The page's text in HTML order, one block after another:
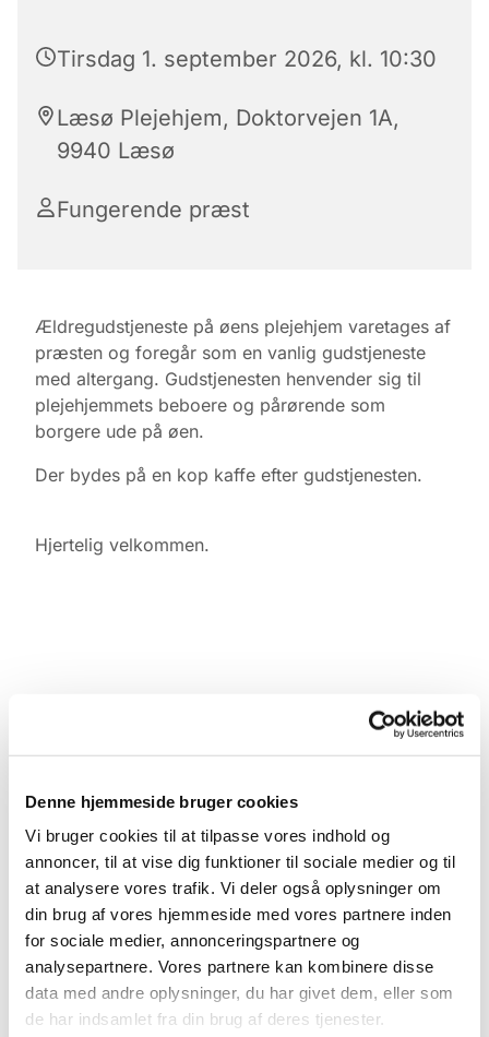
Denne hjemmeside bruger cookies
Vi bruger cookies til at tilpasse vores indhold og
annoncer, til at vise dig funktioner til sociale medier og til
at analysere vores trafik. Vi deler også oplysninger om
din brug af vores hjemmeside med vores partnere inden
for sociale medier, annonceringspartnere og
analysepartnere. Vores partnere kan kombinere disse
data med andre oplysninger, du har givet dem, eller som
de har indsamlet fra din brug af deres tjenester.
Tirsdag 1. september 2026, kl. 10:30
Læsø Plejehjem, Doktorvejen 1A,
9940 Læsø
Fungerende præst
Ældregudstjeneste på øens plejehjem varetages af
præsten og foregår som en vanlig gudstjeneste
med altergang. Gudstjenesten henvender sig til
plejehjemmets beboere og pårørende som
borgere ude på øen.
Der bydes på en kop kaffe efter gudstjenesten.
Hjertelig velkommen.